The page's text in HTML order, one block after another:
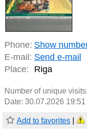
Phone: Show
E-mail: Send e-mail
Place:
Riga
Number of unique visits:
Date: 30.07.2026 19:51
Add to favorites